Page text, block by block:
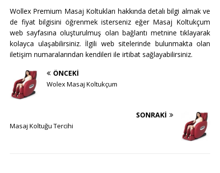
Wollex Premium Masaj Koltukları hakkında detalı bilgi almak ve
de fiyat bilgisini öğrenmek isterseniz eğer Masaj Koltukçum
web sayfasına oluşturulmuş olan bağlantı metnine tıklayarak
kolayca ulaşabilirsiniz. İlgili web sitelerinde bulunmakta olan
iletişim numaralarından kendileri ile irtibat sağlayabilirsiniz.
ÖNCEKI
Wolex Masaj Koltukçum
SONRAKI
Masaj Koltuğu Tercihi